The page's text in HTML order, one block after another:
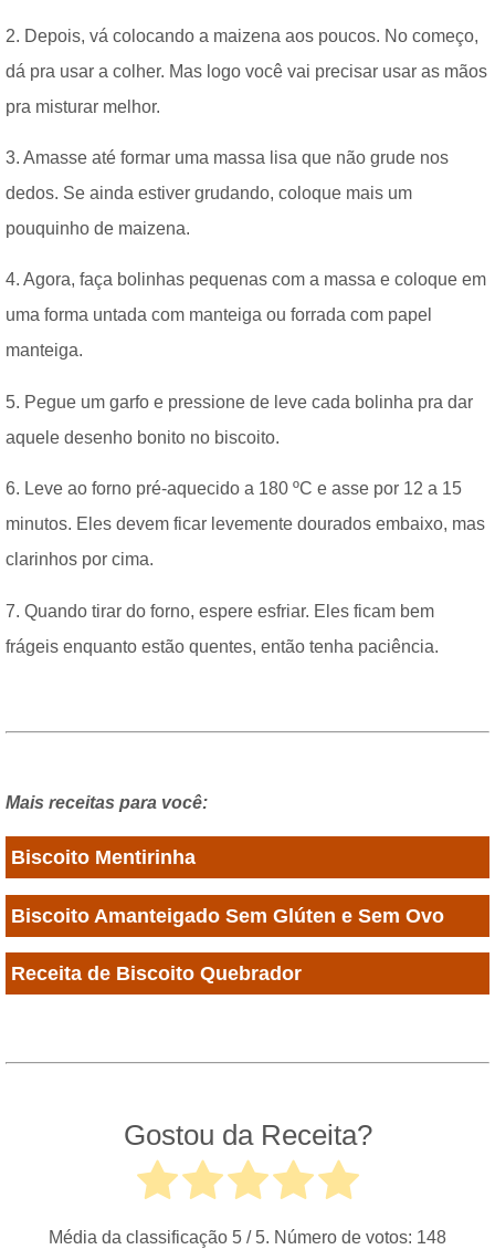
2. Depois, vá colocando a maizena aos poucos. No começo,
dá pra usar a colher. Mas logo você vai precisar usar as mãos
pra misturar melhor.
3. Amasse até formar uma massa lisa que não grude nos
dedos. Se ainda estiver grudando, coloque mais um
pouquinho de maizena.
4. Agora, faça bolinhas pequenas com a massa e coloque em
uma forma untada com manteiga ou forrada com papel
manteiga.
5. Pegue um garfo e pressione de leve cada bolinha pra dar
aquele desenho bonito no biscoito.
6. Leve ao forno pré-aquecido a 180 ºC e asse por 12 a 15
minutos. Eles devem ficar levemente dourados embaixo, mas
clarinhos por cima.
7. Quando tirar do forno, espere esfriar. Eles ficam bem
frágeis enquanto estão quentes, então tenha paciência.
Mais receitas para você:
Biscoito Mentirinha
Biscoito Amanteigado Sem Glúten e Sem Ovo
Receita de Biscoito Quebrador
Gostou da Receita?
Média da classificação 5 / 5. Número de votos: 148